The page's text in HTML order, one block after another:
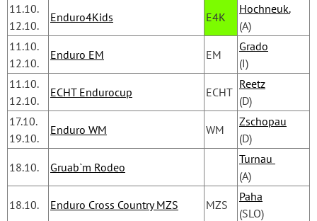
11.10.
12.10.
Enduro4Kids E4K
Hochneuk.
(A)
11.10.
12.10.
Enduro EM EM
Grado
(I)
11.10.
12.10.
ECHT Endurocup ECHT
Reetz
(D)
17.10.
19.10.
Enduro WM WM
Zschopau
(D)
18.10. Gruab`m Rodeo
Turnau
(A)
18.10. Enduro Cross Country MZS MZS
Paha
(SLO)